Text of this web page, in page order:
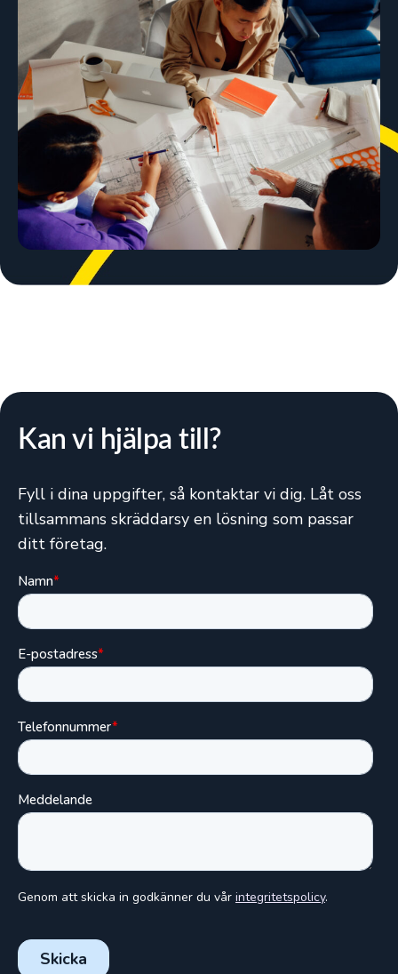
Kan vi hjälpa till?
Fyll i dina uppgifter, så kontaktar vi dig. Låt oss
tillsammans skräddarsy en lösning som passar
ditt företag.